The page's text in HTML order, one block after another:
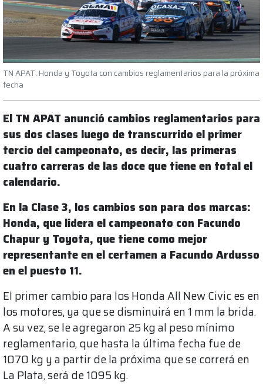
TN APAT: Honda y Toyota con cambios reglamentarios para la próxima
fecha
El TN APAT anunció cambios reglamentarios para
sus dos clases luego de transcurrido el primer
tercio del campeonato, es decir, las primeras
cuatro carreras de las doce que tiene en total el
calendario.
En la Clase 3, los cambios son para dos marcas:
Honda, que lidera el campeonato con Facundo
Chapur y Toyota, que tiene como mejor
representante en el certamen a Facundo Ardusso
en el puesto 11.
El primer cambio para los Honda All New Civic es en
los motores, ya que se disminuirá en 1 mm la brida.
A su vez, se le agregaron 25 kg al peso mínimo
reglamentario, que hasta la última fecha fue de
1070 kg y a partir de la próxima que se correrá en
La Plata, será de 1095 kg.